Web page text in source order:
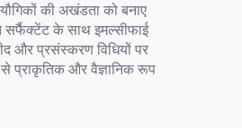
की अखंडता को बनाए
सर्फैक्टेंट के साथ इमल्सीफाई
और प्रसंस्करण विधियों पर
से प्राकृतिक और वैज्ञानिक रूप